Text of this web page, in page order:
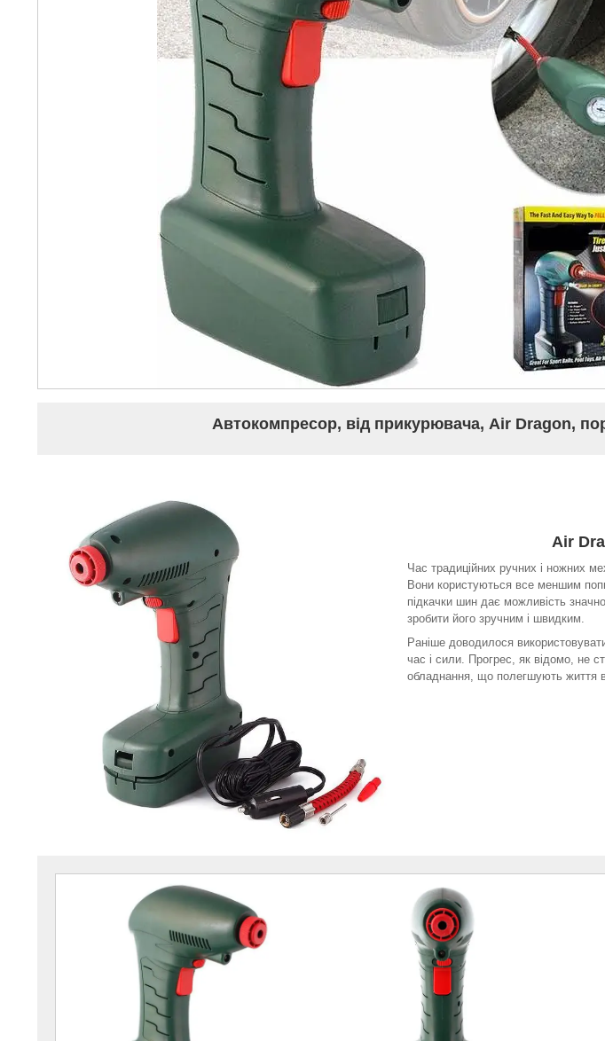
Автокомпресор, від прикурювача, Air Dragon,
Air
Час традиційних ручних і ножних
Вони користуються все меншим
підкачки шин дає можливість
зробити його зручним і швидким.
Раніше доводилося
час і сили. Прогрес, як відомо, не
обладнання, що полегшують життя